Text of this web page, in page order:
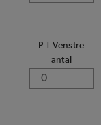
P 1 Venstre
antal